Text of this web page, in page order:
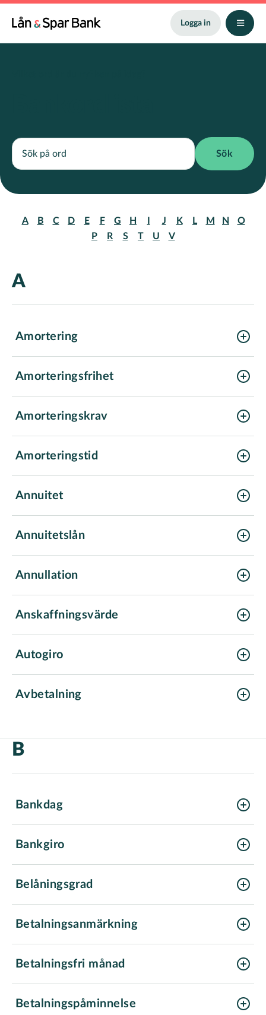
Hoppa
Logga in
A B C D E F G H J K L M N
O
P
R S T U V
A
Amortering
Amorteringsfrihet
Amorteringskrav
Amorteringstid
Annuitet
Annuitetslån
Annullation
Anskaffningsvärde
Autogiro
Avbetalning
B
Bankdag
Bankgiro
Belåningsgrad
Betalningsanmärkning
Betalningsfri månad
Betalningspåminnelse